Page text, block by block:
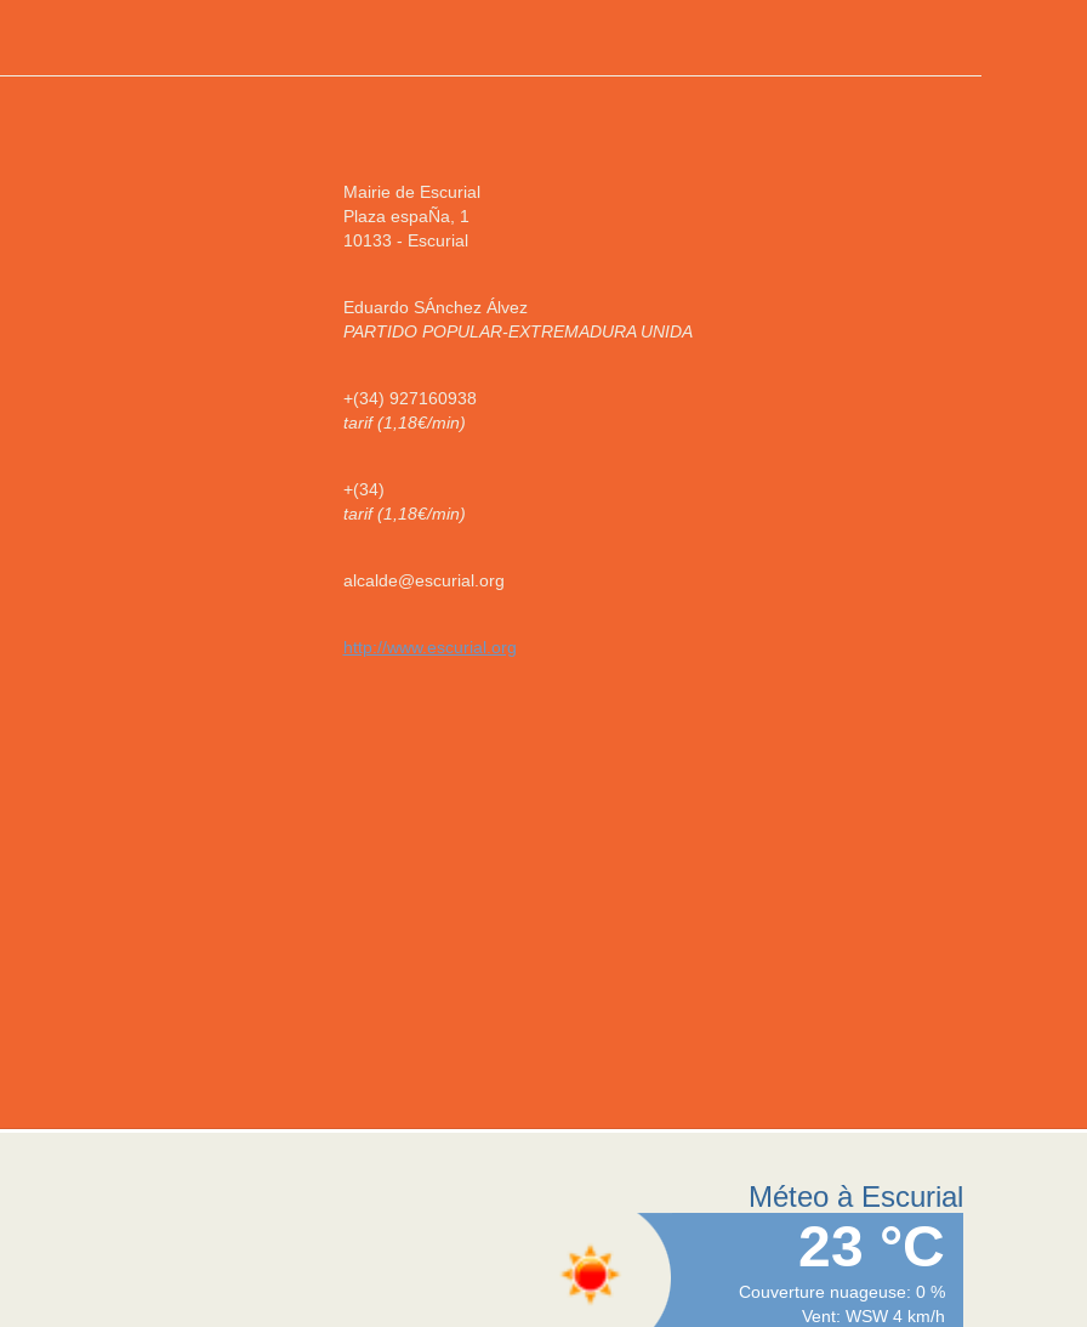
Mairie de Escurial
Plaza espaÑa, 1
10133 - Escurial
Eduardo SÁnchez Álvez
PARTIDO POPULAR-EXTREMADURA UNIDA
+(34) 927160938
tarif (1,18€/min)
+(34)
tarif (1,18€/min)
alcalde@escurial.org
http://www.escurial.org
Méteo à Escurial
23 °C
Couverture nuageuse: 0 %
Vent: WSW 4 km/h